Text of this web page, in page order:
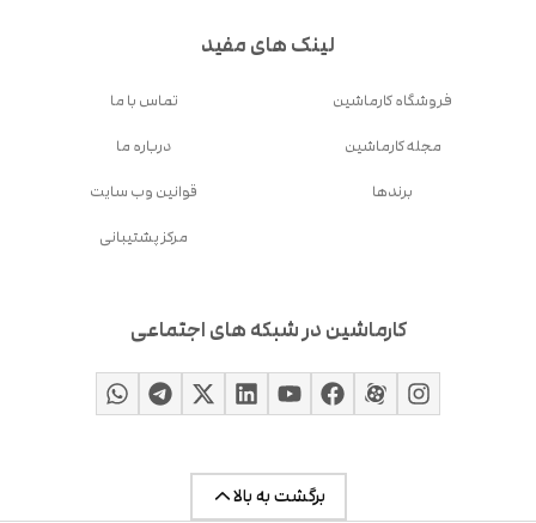
لینک های مفید
فروشگاه کارماشین
مجله کارماشین
برندها
تماس با ما
درباره ما
قوانین وب سایت
مرکز پشتیبانی
کارماشین در شبکه های اجتماعی
برگشت به بالا